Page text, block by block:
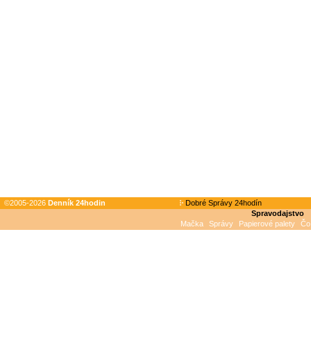
©2005-2026 Denník 24hodin
Dobré Správy 24hodín
Spravodajstvo
Mačka
Správy Papierové palety